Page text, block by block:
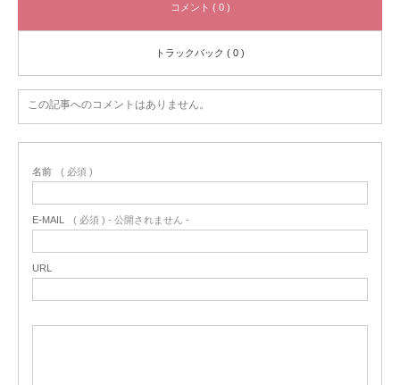
コメント ( 0 )
トラックバック ( 0 )
この記事へのコメントはありません。
名前 ( 必須 )
E-MAIL ( 必須 ) - 公開されません -
URL